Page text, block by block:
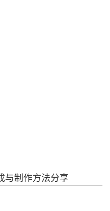
与制作方法分享